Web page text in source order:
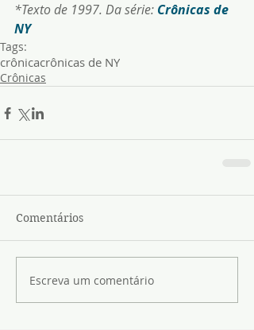
*Texto de 1997. Da série: Crônicas de
NY
Tags:
crônicacrônicas de NY
Crônicas
Comentários
Escreva um comentário